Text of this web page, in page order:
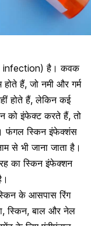
infection) है। कवक
हैं, जो नमी और गर्म
होते हैं, लेकिन कई
को इंफेक्ट करते हैं, तो
फंगल स्किन इंफेक्शंस
से भी जाना जाता है।
का स्किन इंफेक्शन
के आसपास रिंग
स्किन, बाल और नेल